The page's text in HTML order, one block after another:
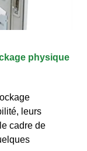
physique
leurs
cadre de